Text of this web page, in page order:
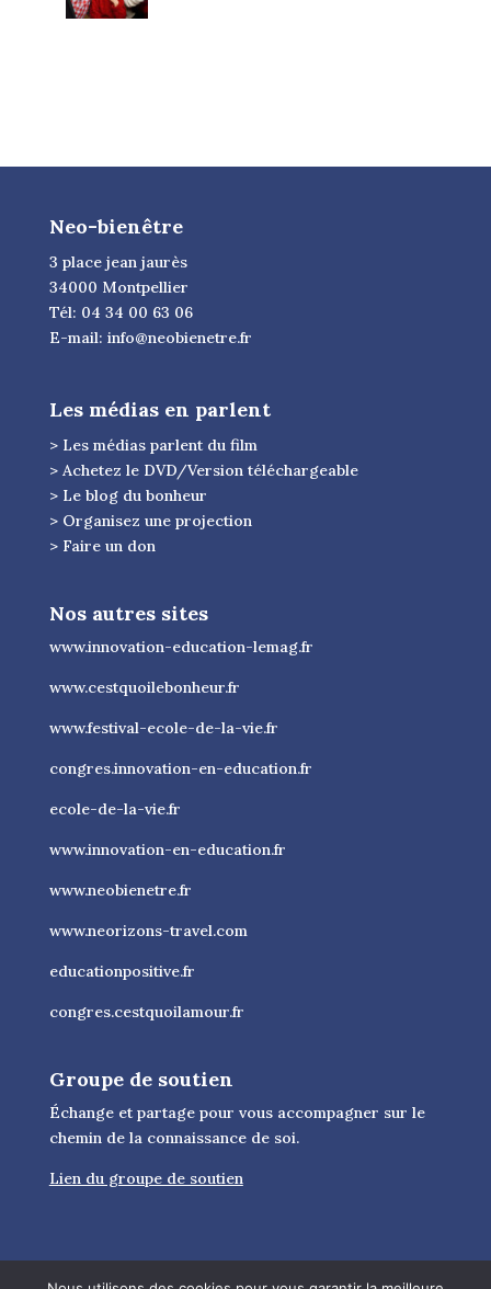
Neo-bienêtre
3 place jean jaurès
34000 Montpellier
Tél: 04 34 00 63 06
E-mail: info@neobienetre.fr
Les médias en parlent
> Les médias parlent du film
> Achetez le DVD/Version téléchargeable
> Le blog du bonheur
> Organisez une projection
> Faire un don
Nos autres sites
www.innovation-education-lemag.fr
www.cestquoilebonheur.fr
www.festival-ecole-de-la-vie.fr
congres.innovation-en-education.fr
ecole-de-la-vie.fr
www.innovation-en-education.fr
www.neobienetre.fr
www.neorizons-travel.com
educationpositive.fr
congres.cestquoilamour.fr
Groupe de soutien
Échange et partage pour vous accompagner sur le
chemin de la connaissance de soi.
Lien du groupe de soutien